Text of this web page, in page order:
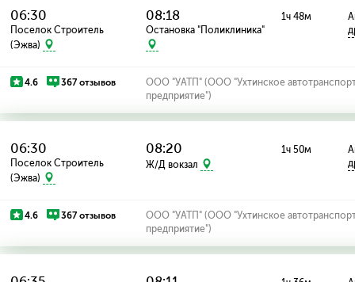
06:30
Поселок Строитель
(Эжва)
08:18
Остановка "Поликлиника"
1ч 48м
4.6 367 отзывов
ООО "УАТП" (ООО "Ухтинское
предприятие")
06:30
Поселок Строитель
(Эжва)
08:20
Ж/Д вокзал
1ч 50м
4.6 367 отзывов
ООО "УАТП" (ООО "Ухтинское
предприятие")